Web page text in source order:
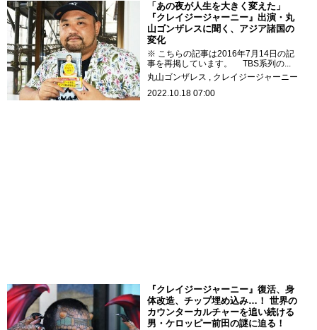
「あの夜が人生を大きく変えた」
『クレイジージャーニー』出演・丸
山ゴンザレスに聞く、アジア諸国の
変化
※ こちらの記事は2016年7月14日の記
事を再掲しています。 TBS系列の...
丸山ゴンザレス
クレイジージャーニー
2022.10.18 07:00
『クレイジージャーニー』復活、身
体改造、チップ埋め込み…！ 世界の
カウンターカルチャーを追い続ける
男・ケロッピー前田の謎に迫る！